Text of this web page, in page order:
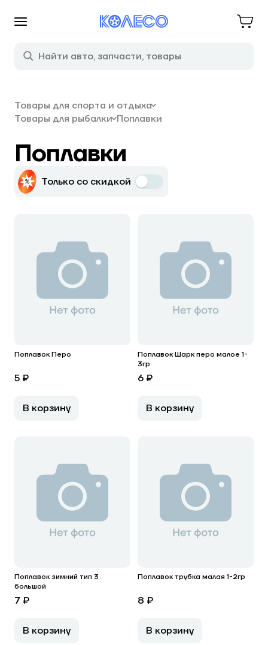
Товары для спорта и отдыха
Товары для рыбалки Поплавки
Поплавки
Только со скидкой
Поплавок Перо
5 ₽
В корзину
Поплавок Шарк перо малое 1-
3гр
6 ₽
В корзину
Поплавок зимний тип 3
большой
7 ₽
В корзину
Поплавок трубка малая 1-2гр
8 ₽
В корзину